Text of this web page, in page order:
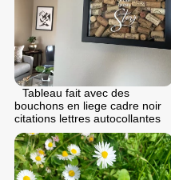
Tableau fait avec des
bouchons en liege cadre noir
citations lettres autocollantes